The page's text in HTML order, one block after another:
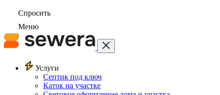
Спросить
Меню
Услуги
Септик под ключ
Каток на участке